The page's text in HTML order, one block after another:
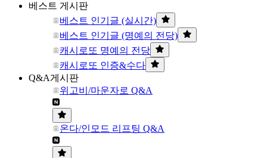
베스트 게시판
베스트 인기글 (실시간)
베스트 인기글 (명예의 전당)
캐시로또 명예의 전당
캐시로또 인증&수다
Q&A게시판
위고비/마운자로 Q&A
온다/인모드 리프팅 Q&A